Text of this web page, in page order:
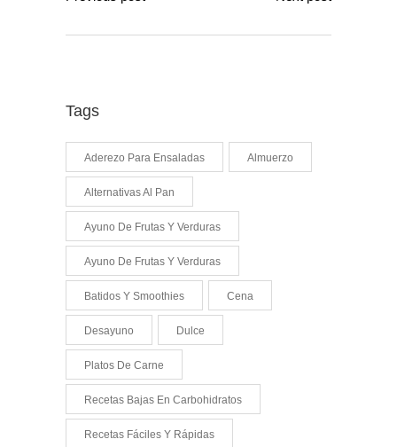
Tags
Aderezo Para Ensaladas Almuerzo
Alternativas Al Pan
Ayuno De Frutas Y Verduras
Ayuno De Frutas Y Verduras
Batidos Y Smoothies Cena
Desayuno Dulce
Platos De Carne
Recetas Bajas En Carbohidratos
Recetas Fáciles Y Rápidas